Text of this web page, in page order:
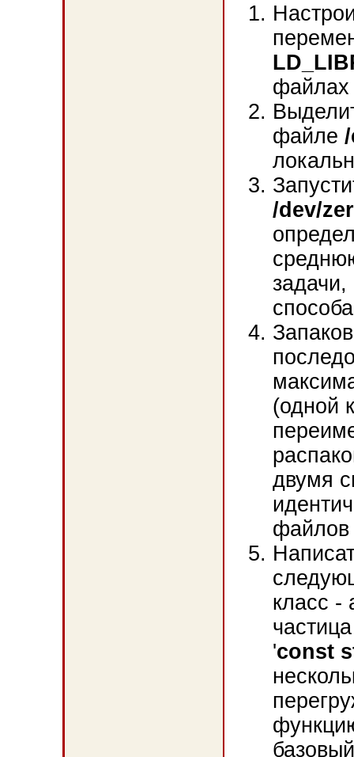
файле
/dev/
(одной
двумя
файлов
класс -
'const